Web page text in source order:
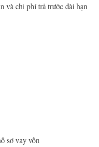
và chi phí trả trước dài hạn
sơ vay vốn